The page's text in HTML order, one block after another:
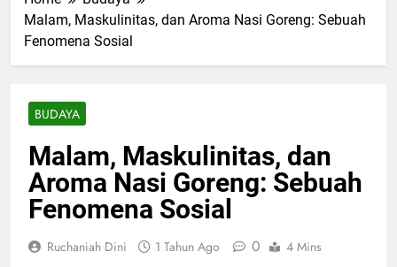
Malam, Maskulinitas, dan Aroma Nasi Goreng: Sebuah
Fenomena Sosial
BUDAYA
Malam, Maskulinitas, dan
Aroma Nasi Goreng: Sebuah
Fenomena Sosial
Ruchaniah Dini 1 Tahun Ago 0 4 Mins